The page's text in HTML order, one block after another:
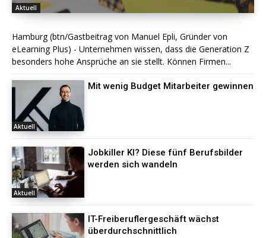
Aktuell
Hamburg (btn/Gastbeitrag von Manuel Epli, Gründer von
eLearning Plus) - Unternehmen wissen, dass die Generation Z
besonders hohe Ansprüche an sie stellt. Können Firmen...
Aktuell
Mit wenig Budget Mitarbeiter gewinnen
Aktuell
Jobkiller KI? Diese fünf Berufsbilder
werden sich wandeln
IT-Freiberuflergeschäft wächst
überdurchschnittlich